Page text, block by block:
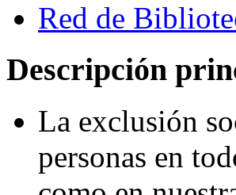
Red de
Descripción
La exclusión
personas en